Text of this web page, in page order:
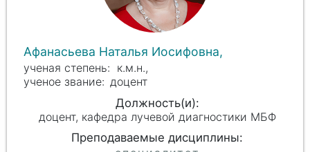
Афанасьева Наталья Иосифовна,
к.м.н.,
доцент
доцент, кафедра лучевой диагностики МБФ